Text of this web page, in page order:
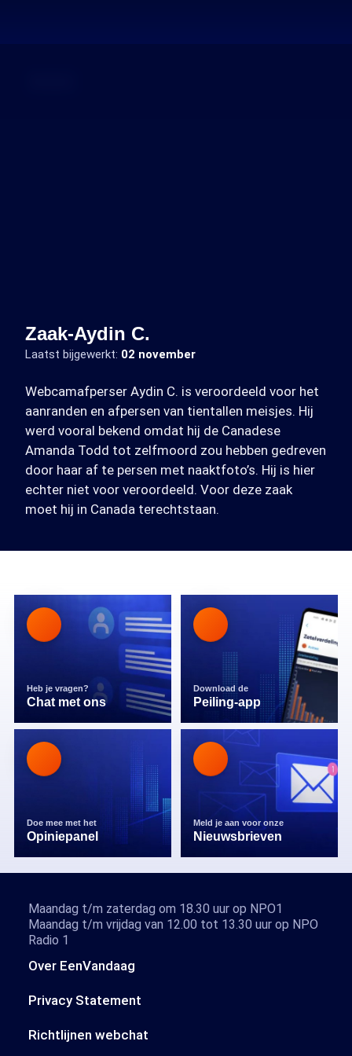
Zaak-Aydin C.
Laatst bijgewerkt: 02 november
Webcamafperser Aydin C. is veroordeeld voor het
aanranden en afpersen van tientallen meisjes. Hij
werd vooral bekend omdat hij de Canadese
Amanda Todd tot zelfmoord zou hebben gedreven
door haar af te persen met naaktfoto’s. Hij is hier
echter niet voor veroordeeld. Voor deze zaak
moet hij in Canada terechtstaan.
Heb je vragen?
Chat met ons
Download de
Peiling-app
Doe mee met het
Opiniepanel
Meld je aan voor onze
Nieuwsbrieven
Over EenVandaag
Privacy Statement
Richtlijnen webchat
Maandag t/m zaterdag om 18.30 uur op NPO1
Maandag t/m vrijdag van 12.00 tot 13.30 uur op NPO
Radio 1